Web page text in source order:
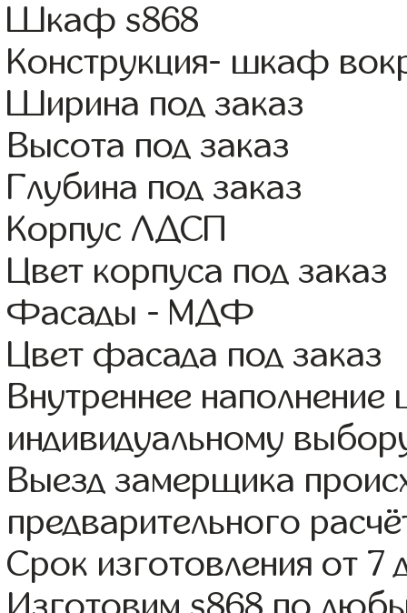
Шкаф s868
Конструкция- шкаф
Ширина под заказ
Высота под заказ
Глубина под заказ
Корпус ЛДСП
Цвет корпуса под заказ
Фасады - МДФ
Цвет фасада под заказ
Внутреннее
индивидуальному
Выезд замерщика
предварительного
Срок изготовления от 7